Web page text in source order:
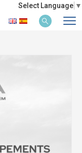
Select Language ▼